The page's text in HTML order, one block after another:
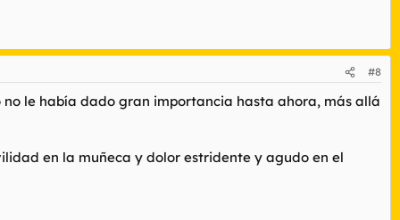
#8
no le había dado gran importancia hasta ahora, más allá
en la muñeca y dolor estridente y agudo en el